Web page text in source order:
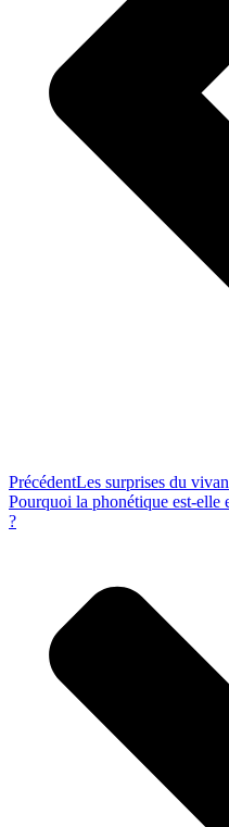
PrécédentLes surprises du
Pourquoi la phonétique est-elle
?